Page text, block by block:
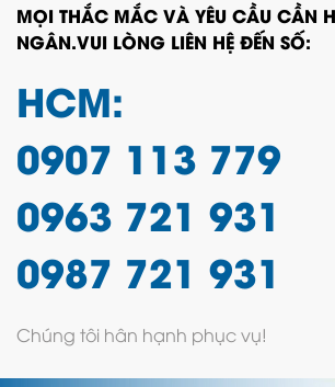
MỌI THẮC MẮC VÀ YÊU CẦU CẦN
NGÂN.VUI LÒNG LIÊN HỆ ĐẾN SỐ:
HCM:
0907 113 779
0963 721 931
0987 721 931
Chúng tôi hân hạnh phục vụ!